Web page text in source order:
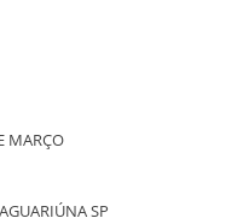
MARÇO
SP